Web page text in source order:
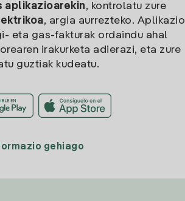
aplikazioarekin, kontrolatu zure
, argia aurrezteko. Aplikazio
eta gas-fakturak ordaindu ahal
irakurketa adierazi, eta zure
guztiak kudeatu.
gehiago